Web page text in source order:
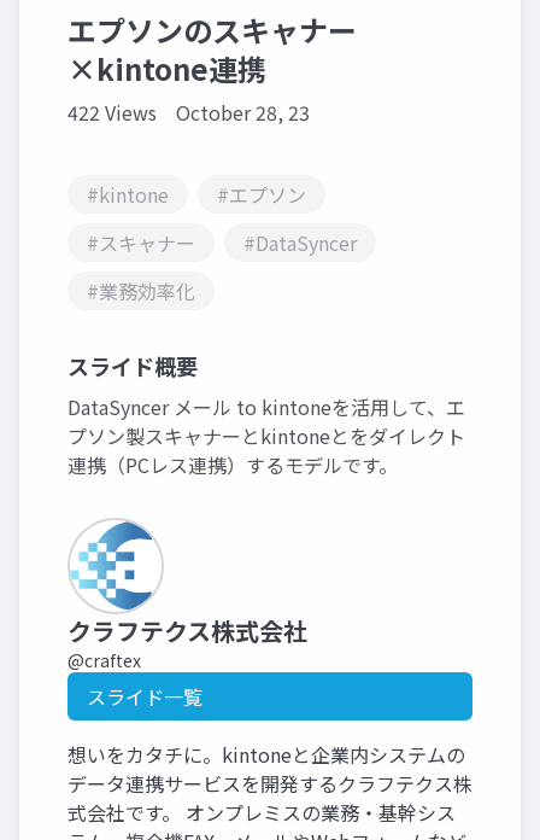
エプソンのスキャナー
×kintone連携
422 Views October 28, 23
#kintone
#エプソン
#スキャナー
#DataSyncer
#業務効率化
スライド概要
DataSyncer メール to kintoneを活用して、エ
プソン製スキャナーとkintoneとをダイレクト
連携（PCレス連携）するモデルです。
クラフテクス株式会社
@craftex
スライド一覧
想いをカタチに。kintoneと企業内システムの
データ連携サービスを開発するクラフテクス株
式会社です。 オンプレミスの業務・基幹シス